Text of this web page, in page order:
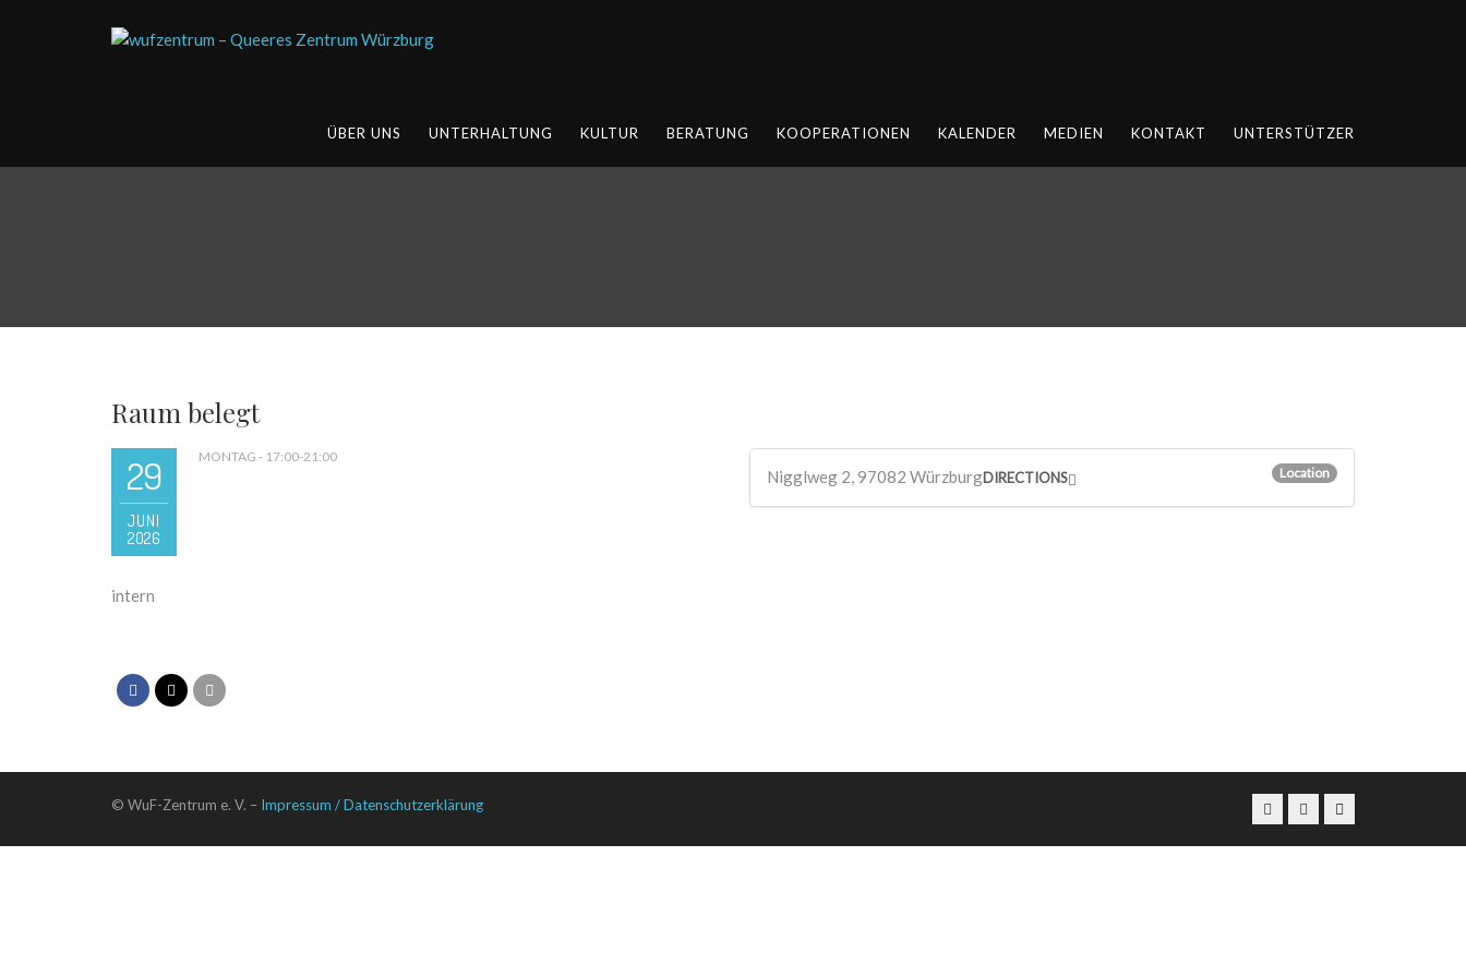
ÜBER UNS UNTERHALTUNG KULTUR BERATUNG KOOPERATIONEN KALENDER MEDIEN KONTAKT UNTERSTÜTZER
Raum belegt
29
JUNI
2026
MONTAG - 17:00-21:00
Nigglweg 2, 97082 Würzburg Location
DIRECTIONS
intern
© WuF-Zentrum e. V. – Impressum / Datenschutzerklärung